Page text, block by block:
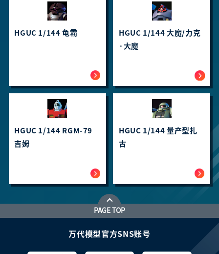
HGUC 1/144 龟霸
HGUC 1/144 大魔/力克
·大魔
HGUC 1/144 RGM-79
吉姆
HGUC 1/144 量产型扎
古
PAGE TOP
万代模型官方SNS账号